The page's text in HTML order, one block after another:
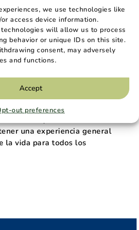
we use technologies like
access device information.
will allow us to process
behavior or unique IDs on this site.
consent, may adversely
and functions.
Accept
out preferences
veteranos
Agape van más allá, no sólo
el servicio de los
respetando los sacrificios
personas. Los profesionales
traumas físicos y psicológicos
durante las visitas de atención
o disminuir cualquier
una experiencia general
la vida para todos los